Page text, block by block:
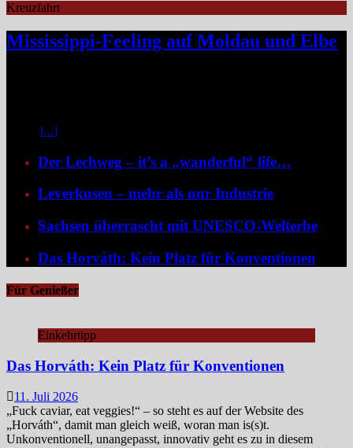
Kreuzfahrt
Mississippi-Feeling auf Moldau und Elbe
[...]
Der Lechweg – it’s a „wanderful“ life…
Leverkusen – mehr als nur Industrie
Sachsen überrascht mit UNESCO-Welterbe
Das Horváth: Kein Platz für Konventionen
Für Genießer
Einkehrtipp
Das Horváth: Kein Platz für Konventionen
11. Juli 2026
„Fuck caviar, eat veggies!“ – so steht es auf der Website des
„Horváth“, damit man gleich weiß, woran man is(s)t.
Unkonventionell, unangepasst, innovativ geht es zu in diesem